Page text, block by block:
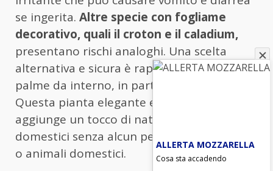
se ingerita. Altre specie con fogliame
decorativo, quali il croton e il caladium,
presentano rischi analoghi. Una scelta
alternativa e sicura è rappresentata dalle
palme da interno, in particolare la kentia.
Questa pianta elegante e resistente
aggiunge un tocco di natura agli ambienti
domestici senza alcun pericolo per bambini
o animali domestici.
ALLERTA MOZZARELLA
Cosa sta accadendo